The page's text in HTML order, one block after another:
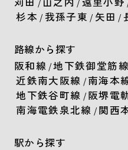
/ /
杉本 / 我孫子東 / 矢田 /
路線から探す
阪和線 /地下鉄御堂筋線
近鉄南大阪線 /南海本
地下鉄谷町線 / 阪堺電
南海電鉄泉北線 / 関西
駅から探す